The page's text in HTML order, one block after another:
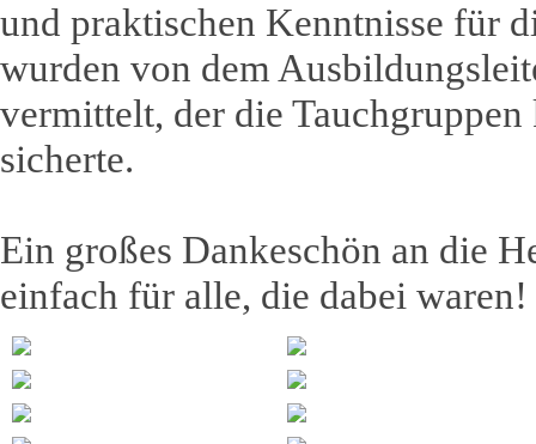
und praktischen Kenntnisse für
wurden von dem
vermittelt, der die
sicherte.
Ein großes Dankeschön an die
einfach für alle, die dabei waren!